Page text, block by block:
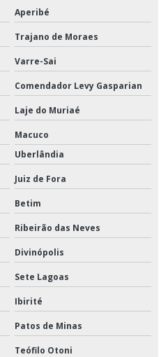
Aperibé
Trajano de Moraes
Varre-Sai
Comendador Levy Gasparian
Laje do Muriaé
Macuco
Uberlândia
Juiz de Fora
Betim
Ribeirão das Neves
Divinópolis
Sete Lagoas
Ibirité
Patos de Minas
Teófilo Otoni